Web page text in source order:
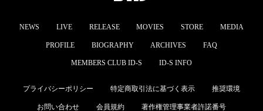
NEWS LIVE RELEASE MOVIES STORE MEDIA
PROFILE BIOGRAPHY ARCHIVES FAQ
MEMBERS CLUB ID-S ID-S INFO
プライバシーポリシー 特定商取引法に基づく表示 推奨環境
お問い合わせ 会員規約 著作権管理事業者許諾番号